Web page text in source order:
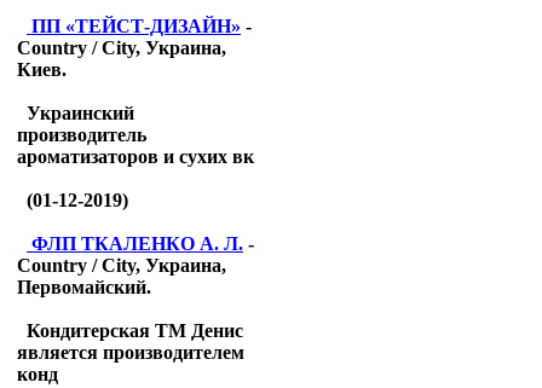
ПП «ТЕЙСТ-ДИЗАЙН» -
Country / City, Украина,
Киев.
Украинский
производитель
ароматизаторов и сухих вк
(01-12-2019)
ФЛП ТКАЛЕНКО А. Л. -
Country / City, Украина,
Первомайский.
Кондитерская ТМ Денис
является производителем
конд